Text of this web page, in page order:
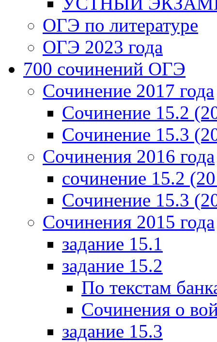
ОГЭ по литературе
ОГЭ 2023 года
700 cочинений ОГЭ
Сочинение 2017 года
Сочинение 15.2
Сочинение 15.3
Сочинения 2016 года
сочинение 15.2
Сочинение 15.3
Сочинения 2015 года
задание 15.1
задание 15.2
По текстам
Сочинения о
задание 15.3